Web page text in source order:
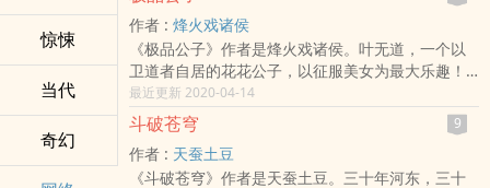
惊悚
当代
奇幻
场望而生畏的人逼不得已进入官场了。一个终日对
着“祸水”流口水的家伙居然后宫了！只要穿越，一切
皆有可能！
作者 : 烽火戏诸侯
《极品公子》作者是烽火戏诸侯。叶无道，一个以
卫道者自居的花花公子，以征服美女为最大乐趣！
为什么要把女人当作神圣不可侵犯的女神？为什么
我不可以把她们当作我的玩物，当作我利用的棋
子，当作我的奴隶？既然上帝如此慷慨赋予身为两
个庞大家族第三代中唯一的男性公民的他这么多，
他还有什么理由不去征服美女——上帝送给男人的
最近更新 2020-04-14
斗破苍穹 9
作者 : 天蚕土豆
《斗破苍穹》作者是天蚕土豆。三十年河东，三十